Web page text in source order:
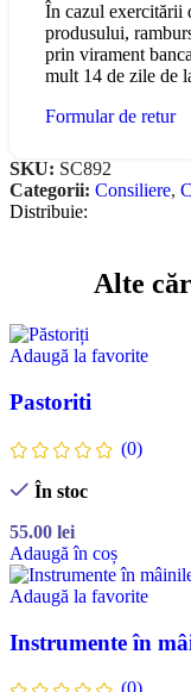
În cazul exercitării
produsului,
prin virament
mult 14 de zile de
Formular de retur
SKU: SC892
Categorii: Consiliere,
Distribuie:
Alte
Adaugă la favorite
Pastoriti
(0)
În stoc
55.00 lei
Adaugă în coș
Adaugă la favorite
Instrumente în